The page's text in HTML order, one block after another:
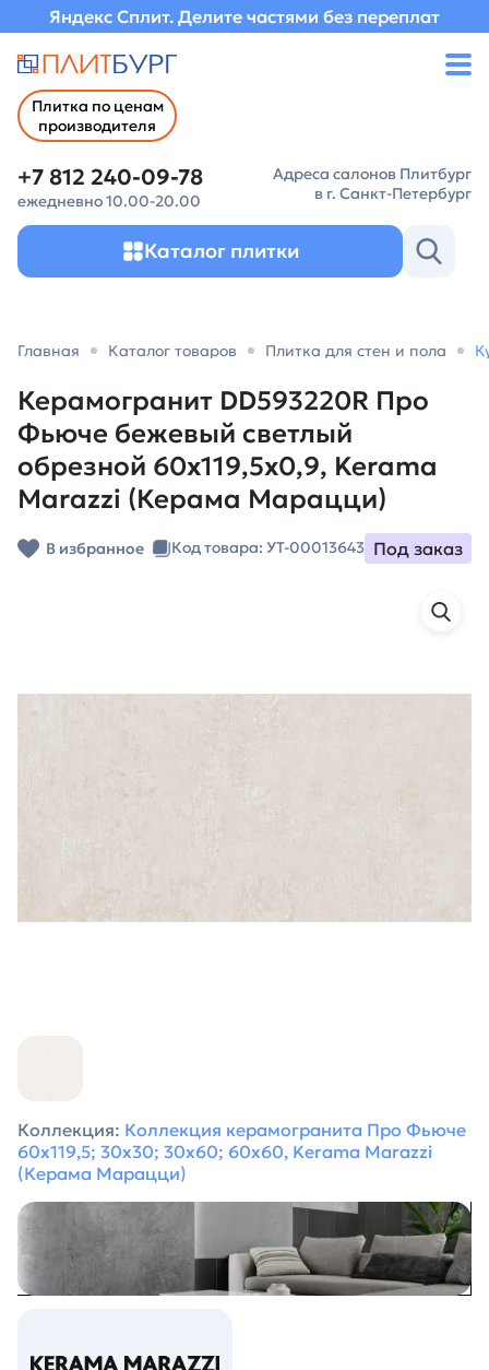
Яндекс Сплит. Делите частями без переплат
Плитка по ценам
производителя
+7 812 240-09-78
ежедневно 10.00-20.00
Адреса салонов Плитбург
в г. Санкт-Петербург
Каталог плитки
Главная Каталог товаров Плитка для стен и пола
Керамогранит DD593220R Про
Фьюче бежевый светлый
обрезной 60x119,5x0,9, Kerama
Marazzi (Керама Марацци)
В избранное Код товара: УТ-00013643 Под заказ
Коллекция: Коллекция керамогранита Про Фьюче
60х119,5; 30х30; 30х60; 60х60, Kerama Marazzi
(Керама Марацци)